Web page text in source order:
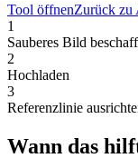
Tool öffnenZurück zu
1
Sauberes Bild
2
Hochladen
3
Referenzlinie
Wann das